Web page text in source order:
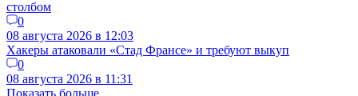
столбом
0
08 августа 2026 в 12:03
Хакеры атаковали «Стад Франсе» и требуют выкуп
0
08 августа 2026 в 11:31